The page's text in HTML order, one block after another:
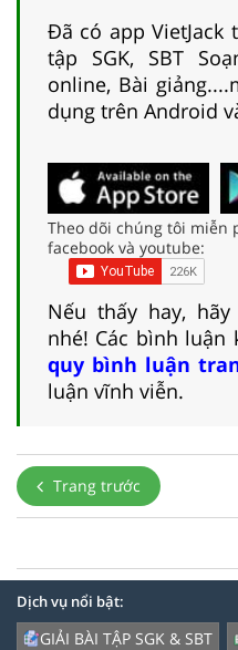
Đã có app VietJack
tập SGK, SBT
online, Bài
dụng trên Android
Theo dõi chúng tôi miễn
facebook và youtube:
Nếu thấy hay,
nhé! Các bình luận
quy bình luận
luận vĩnh viễn.
Trang trước
Dịch vụ nổi bật:
GIẢI BÀI TẬP SGK & SBT